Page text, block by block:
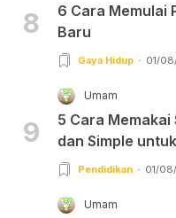
8
6 Cara Memulai
Baru
Gaya Hidup 01/
9
Umam
5 Cara
dan Simple
Pendidikan 01/
Umam